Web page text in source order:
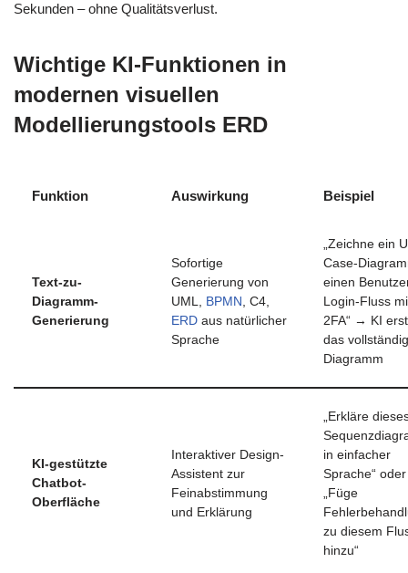
Sekunden – ohne Qualitätsverlust.
Wichtige KI-Funktionen in
modernen visuellen
Modellierungstools ERD
Funktion Auswirkung Beispiel
Text-zu-
Diagramm-
Generierung
Sofortige
Generierung von
UML, BPMN , C4,
ERD aus natürlicher
Sprache
„Zeichne ein
Case-
einen
Login-Fluss
2FA“ → KI
das
Diagramm
KI-gestützte
Chatbot-
Oberfläche
Interaktiver Design-
Assistent zur
Feinabstimmung
und Erklärung
„Erkläre
in einfacher
Sprache“ oder
„Füge
zu diesem
hinzu“